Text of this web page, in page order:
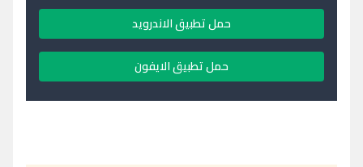
حمل تطبيق الاندرويد
حمل تطبيق الايفون